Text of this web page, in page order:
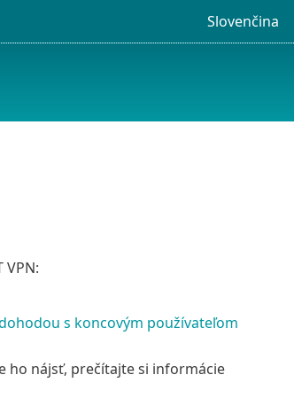
Slovenčina
VPN:
s koncovým používateľom
ho nájsť, prečítajte si informácie